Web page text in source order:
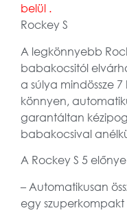
belül .
Rockey S
A legkönnyebb
babakocsitól
a súlya mindössze
könnyen,
garantáltan
babakocsival
A Rockey S 5 előny
– Automatikusan
egy